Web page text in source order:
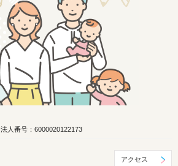
法人番号：6000020122173
アクセス